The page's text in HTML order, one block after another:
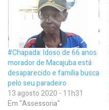
#Chapada: Idoso de 66 anos
morador de Macajuba está
desaparecido e família busca
pelo seu paradeiro
13 agosto 2020 - 11h31
Em "Assessoria"